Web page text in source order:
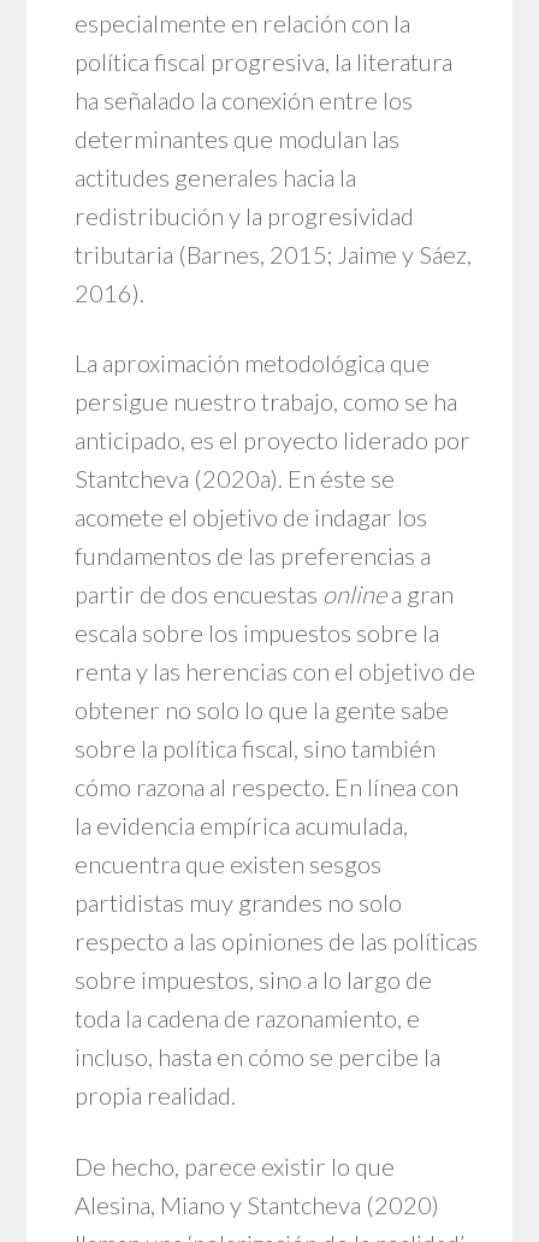
especialmente en relación con la
política fiscal progresiva, la literatura
ha señalado la conexión entre los
determinantes que modulan las
actitudes generales hacia la
redistribución y la progresividad
tributaria (Barnes, 2015; Jaime y Sáez,
2016).
La aproximación metodológica que
persigue nuestro trabajo, como se ha
anticipado, es el proyecto liderado por
Stantcheva (2020a). En éste se
acomete el objetivo de indagar los
fundamentos de las preferencias a
partir de dos encuestas onlinea gran
escala sobre los impuestos sobre la
renta y las herencias con el objetivo de
obtener no solo lo que la gente sabe
sobre la política fiscal, sino también
cómo razona al respecto. En línea con
la evidencia empírica acumulada,
encuentra que existen sesgos
partidistas muy grandes no solo
respecto a las opiniones de las políticas
sobre impuestos, sino a lo largo de
toda la cadena de razonamiento, e
incluso, hasta en cómo se percibe la
propia realidad.
De hecho, parece existir lo que
Alesina, Miano y Stantcheva (2020)